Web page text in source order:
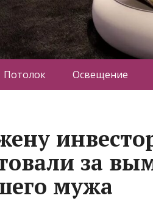
Потолок Освещение
за
мужа